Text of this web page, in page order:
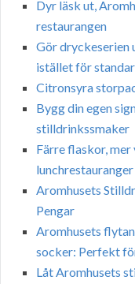
Dyr läsk ut,
restaurangen
Gör dryckeserien
istället för
Citronsyra
Bygg din egen
stilldrinkssmaker
Färre flaskor,
lunchrestauranger
Aromhusets
Pengar
Aromhusets
socker: Perfekt
Låt Aromhusets